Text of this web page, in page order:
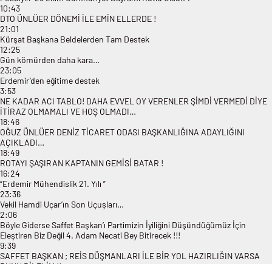
10:43
DTO ÜNLÜER DÖNEMİ İLE EMİN ELLERDE !
21:01
Kürşat Başkana Beldelerden Tam Destek
12:25
Gün kömürden daha kara…
23:05
Erdemir’den eğitime destek
3:53
NE KADAR ACI TABLO! DAHA EVVEL OY VERENLER ŞİMDİ VERMEDİ DİYE
İTİRAZ OLMAMALI VE HOŞ OLMADI…
18:46
OĞUZ ÜNLÜER DENİZ TİCARET ODASI BAŞKANLIĞINA ADAYLIĞINI
AÇIKLADI…
18:49
ROTAYI ŞAŞIRAN KAPTANIN GEMİSİ BATAR !
16:24
“Erdemir Mühendislik 21. Yılı ”
23:36
Vekil Hamdi Uçar’ın Son Uçușları…
2:06
Böyle Giderse Saffet Başkan’ı Partimizin İyiliğini Düşündüğümüz İçin
Eleştiren Biz Değil 4. Adam Necati Bey Bitirecek !!!
9:39
SAFFET BAŞKAN ; REİS DÜŞMANLARI İLE BİR YOL HAZIRLIĞIN VARSA